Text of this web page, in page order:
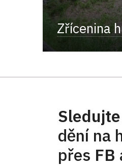
Zřícenina
Sledujte
dění na
přes FB